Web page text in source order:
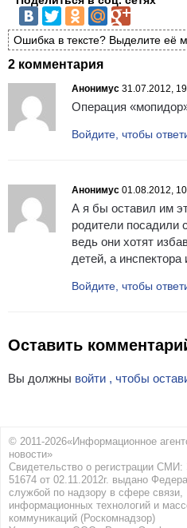
Ошибка в тексте? Выделите её
2 комментария
Анонимус 31.07.2012,
Операция
Войдите, чтобы
Анонимус 01.08.2012,
А я бы оставил им
родители посадили
ведь они хотят
детей, а
Войдите, чтобы
Оставить
Вы должны войти , чтобы
© 2011-2026«Информационное
новости»
Свидетельство о регистрации
51674 от 02.11.2012г. выдано
службой по надзору в сфере связи,
информационных технологий и
коммуникаций (Роскомнадзор)